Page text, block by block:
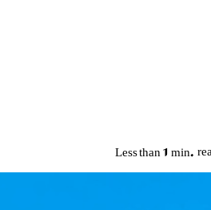
Less than 1min.